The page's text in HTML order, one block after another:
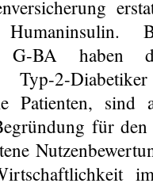
G-BA haben
2-
Patienten, sind
für
im